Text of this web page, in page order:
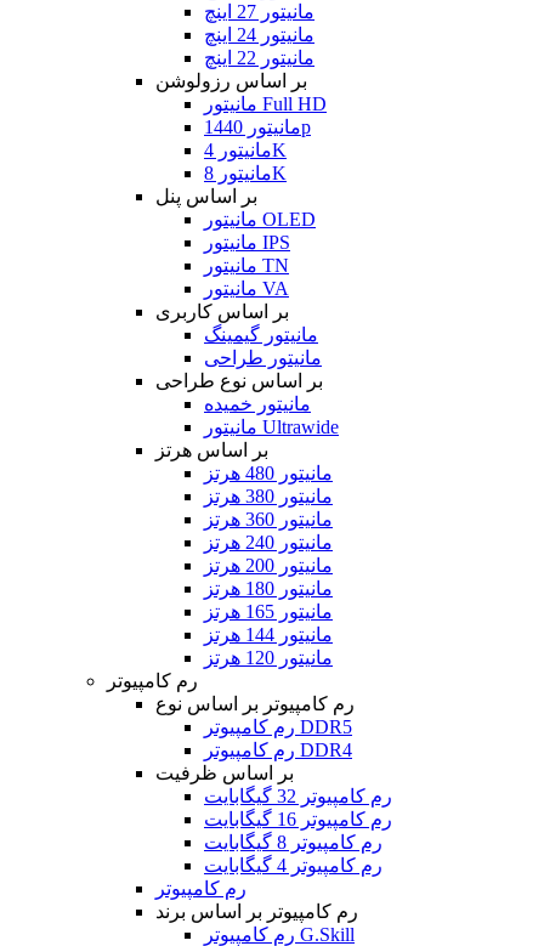
مانیتور 27 اینچ
مانیتور 24 اینچ
مانیتور 22 اینچ
بر اساس رزولوشن
مانیتور Full HD
مانیتور 1440p
مانیتور 4K
مانیتور 8K
بر اساس پنل
مانیتور OLED
مانیتور IPS
مانیتور TN
مانیتور VA
بر اساس کاربری
مانیتور گیمینگ
مانیتور طراحی
بر اساس نوع طراحی
مانیتور خمیده
مانیتور Ultrawide
بر اساس هرتز
مانیتور 480 هرتز
مانیتور 380 هرتز
مانیتور 360 هرتز
مانیتور 240 هرتز
مانیتور 200 هرتز
مانیتور 180 هرتز
مانیتور 165 هرتز
مانیتور 144 هرتز
مانیتور 120 هرتز
رم کامپیوتر
رم کامپیوتر بر اساس نوع
رم کامپیوتر DDR5
رم کامپیوتر DDR4
بر اساس ظرفیت
رم کامپیوتر 32 گیگابایت
رم کامپیوتر 16 گیگابایت
رم کامپیوتر 8 گیگابایت
رم کامپیوتر 4 گیگابایت
رم کامپیوتر
رم کامپیوتر بر اساس برند
رم کامپیوتر G.Skill